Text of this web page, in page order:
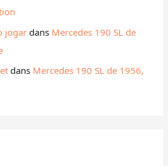
jogar dans Mercedes 190 SL de
dans Mercedes 190 SL de 1956,